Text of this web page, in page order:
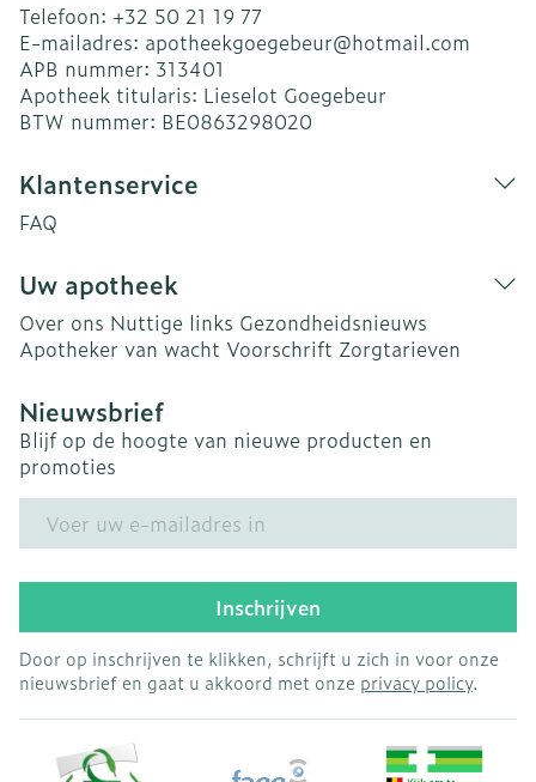
Telefoon: +32 50 21 19 77
E-mailadres: apotheekgoegebeur@hotmail.com
APB nummer: 313401
Apotheek titularis: Lieselot Goegebeur
BTW nummer: BE0863298020
Klantenservice
FAQ
Uw apotheek
Over ons Nuttige links Gezondheidsnieuws
Apotheker van wacht Voorschrift Zorgtarieven
Nieuwsbrief
Blijf op de hoogte van nieuwe producten en
promoties
Inschrijven
Door op inschrijven te klikken, schrijft u zich in voor onze
nieuwsbrief en gaat u akkoord met onze privacy policy.